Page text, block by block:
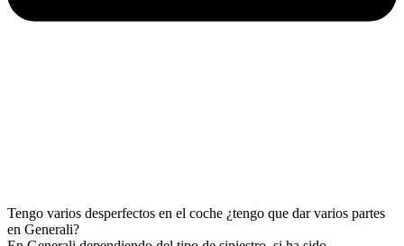
Tengo varios desperfectos en el coche ¿tengo que dar varios partes
en Generali?